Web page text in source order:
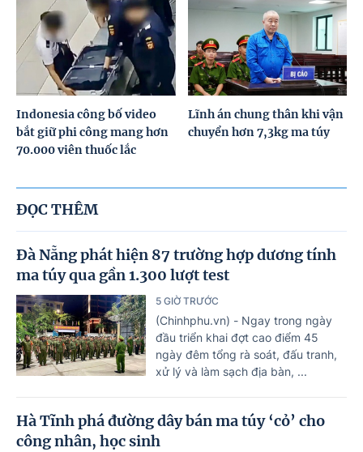
Indonesia công bố video
bắt giữ phi công mang hơn
70.000 viên thuốc lắc
Lĩnh án chung thân khi vận
chuyển hơn 7,3kg ma túy
ĐỌC THÊM
Đà Nẵng phát hiện 87 trường hợp dương tính
ma túy qua gần 1.300 lượt test
5 GIỜ TRƯỚC
(Chinhphu.vn) - Ngay trong ngày
đầu triển khai đợt cao điểm 45
ngày đêm tổng rà soát, đấu tranh,
xử lý và làm sạch địa bàn, ...
Hà Tĩnh phá đường dây bán ma túy ‘cỏ’ cho
công nhân, học sinh